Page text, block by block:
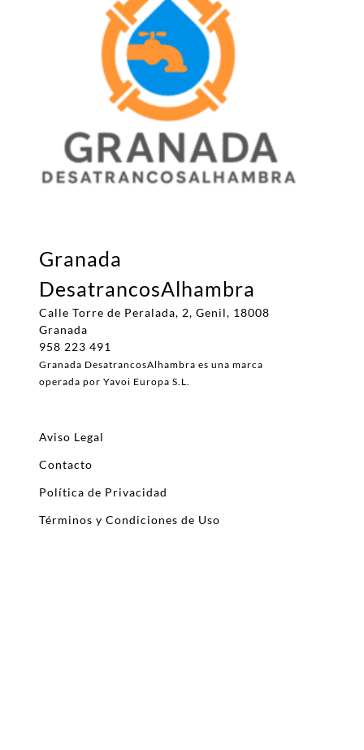
Granada
DesatrancosAlhambra
Calle Torre de Peralada, 2, Genil, 18008
Granada
958 223 491
Granada DesatrancosAlhambra es una marca
operada por Yavoi Europa S.L.
Aviso Legal
Contacto
Política de Privacidad
Términos y Condiciones de Uso